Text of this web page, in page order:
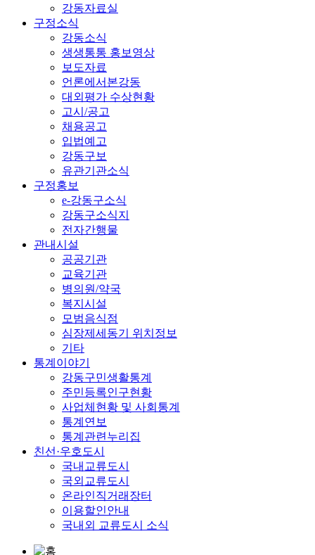
강동자료실
구정소식
강동소식
생생통통 홍보영상
보도자료
언론에서본강동
대외평가 수상현황
고시/공고
채용공고
입법예고
강동구보
유관기관소식
구정홍보
e-강동구소식
강동구소식지
전자간행물
관내시설
공공기관
교육기관
병의원/약국
복지시설
모범음식점
심장제세동기 위치정보
기타
통계이야기
강동구민생활통계
주민등록인구현황
사업체현황 및 사회통계
통계연보
통계관련누리집
친선·우호도시
국내교류도시
국외교류도시
온라인직거래장터
이용할인안내
국내외 교류도시 소식